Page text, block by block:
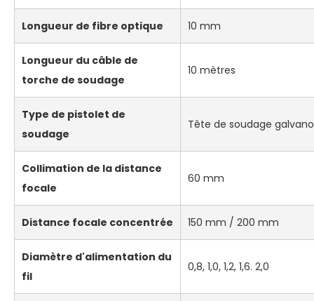
Longueur de fibre optique 10 mm
Longueur du câble de
torche de soudage
10 mètres
Type de pistolet de
soudage
Tête de soudage
Collimation de la distance
focale
60 mm
Distance focale concentrée 150 mm / 200 mm
Diamètre d'alimentation du
fil
0,8, 1,0, 1,2, 1,6. 2,0